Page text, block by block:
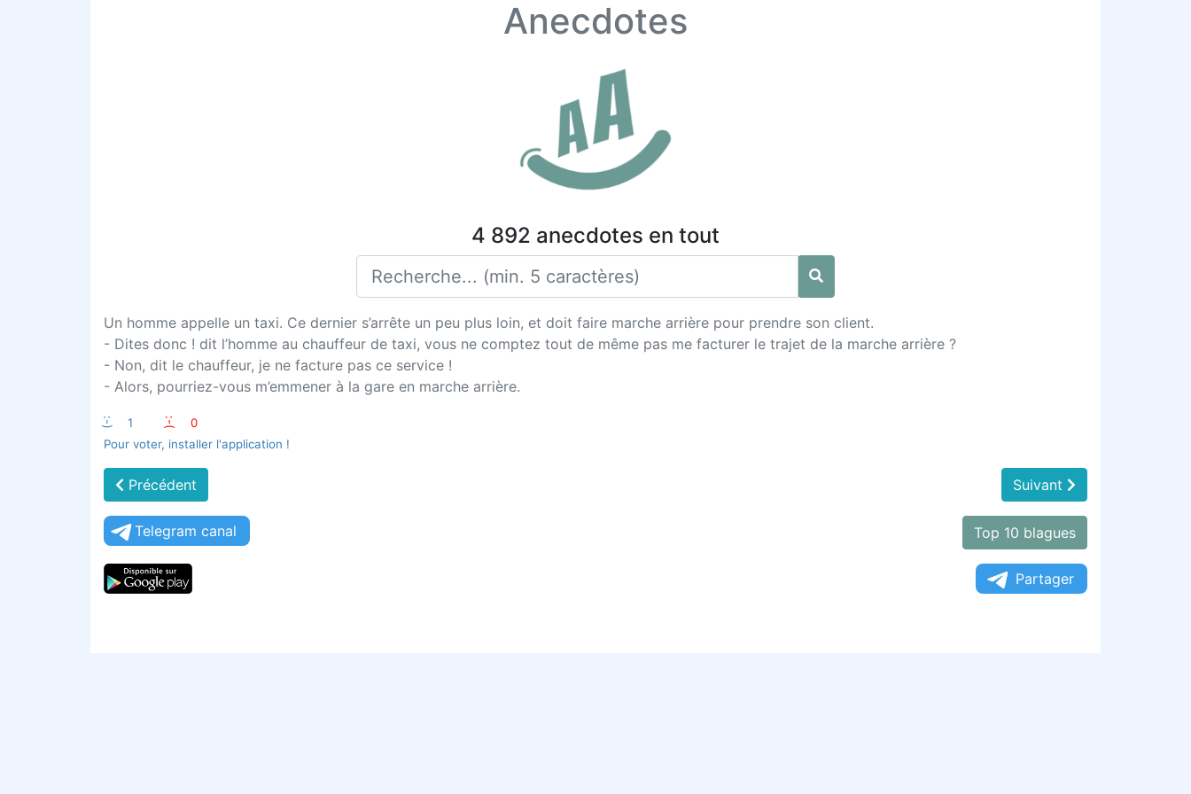
Anecdotes
4 892 anecdotes en tout
Un homme appelle un taxi. Ce dernier s’arrête un peu plus loin, et doit faire marche arrière pour prendre son client.
- Dites donc ! dit l’homme au chauffeur de taxi, vous ne comptez tout de même pas me facturer le trajet de la marche arrière ?
- Non, dit le chauffeur, je ne facture pas ce service !
- Alors, pourriez-vous m’emmener à la gare en marche arrière.
:-) 1 :-(
0
Pour voter, installer l'application !
Précédent Suivant
Telegram canal Top 10 blagues
Partager